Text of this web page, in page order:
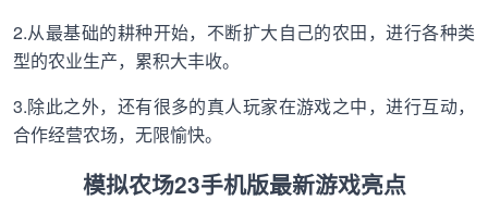
2.从最基础的耕种开始，不断扩大自己的农田，进行各种类
型的农业生产，累积大丰收。
3.除此之外，还有很多的真人玩家在游戏之中，进行互动，
合作经营农场，无限愉快。
模拟农场23手机版最新游戏亮点